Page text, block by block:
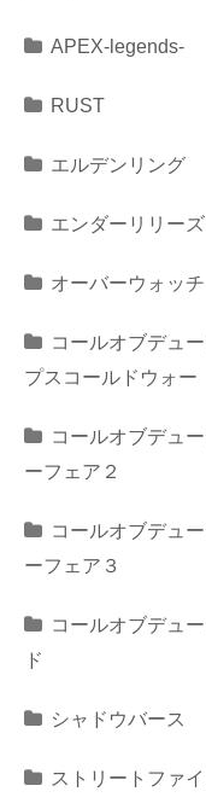
APEX-legends-
RUST
エルデンリング
エンダーリリーズ
オーバーウォッチ
コールオブデュ
プスコールドウォー
コールオブデュ
ーフェア２
コールオブデュ
ーフェア３
コールオブデュ
ド
シャドウバース
ストリートファ